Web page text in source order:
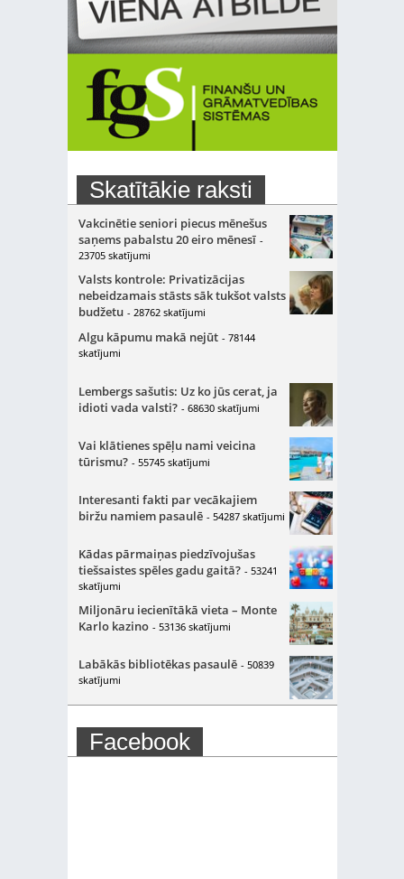
Skatītākie raksti
Vakcinētie seniori piecus mēnešus
saņems pabalstu 20 eiro mēnesī -
23705 skatījumi
Valsts kontrole: Privatizācijas
nebeidzamais stāsts sāk tukšot valsts
budžetu - 28762 skatījumi
Algu kāpumu makā nejūt - 78144
skatījumi
Lembergs sašutis: Uz ko jūs cerat, ja
idioti vada valsti? - 68630 skatījumi
Vai klātienes spēļu nami veicina
tūrismu? - 55745 skatījumi
Interesanti fakti par vecākajiem
biržu namiem pasaulē - 54287 skatījumi
Kādas pārmaiņas piedzīvojušas
tiešsaistes spēles gadu gaitā? - 53241
skatījumi
Miljonāru iecienītākā vieta – Monte
Karlo kazino - 53136 skatījumi
Labākās bibliotēkas pasaulē - 50839
skatījumi
Facebook